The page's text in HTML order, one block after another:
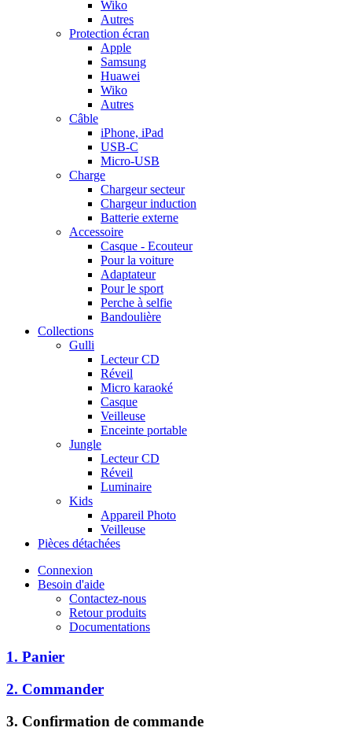
Wiko
Autres
Protection écran
Apple
Samsung
Huawei
Wiko
Autres
Câble
iPhone, iPad
USB-C
Micro-USB
Charge
Chargeur secteur
Chargeur induction
Batterie externe
Accessoire
Casque - Ecouteur
Pour la voiture
Adaptateur
Pour le sport
Perche à selfie
Bandoulière
Collections
Gulli
Lecteur CD
Réveil
Micro karaoké
Casque
Veilleuse
Enceinte portable
Jungle
Lecteur CD
Réveil
Luminaire
Kids
Appareil Photo
Veilleuse
Pièces détachées
Connexion
Besoin d'aide
Contactez-nous
Retour produits
Documentations
1. Panier
2. Commander
3. Confirmation de commande